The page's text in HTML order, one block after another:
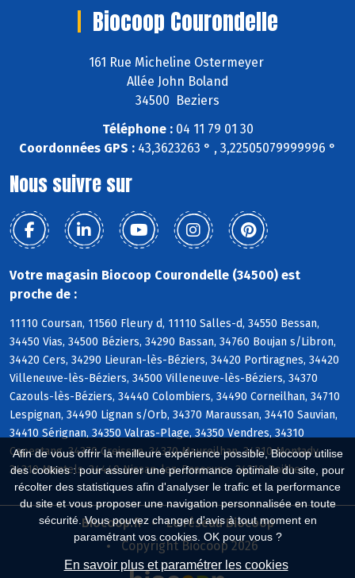
Afin de vous offrir la meilleure expérience possible, Biocoop utilise
des cookies : pour assurer une performance optimale du site, pour
récolter des statistiques afin d'analyser le trafic et la performance
du site et vous proposer une navigation personnalisée en toute
sécurité. Vous pouvez changer d'avis à tout moment en
paramétrant vos cookies. OK pour vous ?
En savoir plus et paramétrer les cookies
Biocoop Courondelle
161 Rue Micheline Ostermeyer
Allée John Boland
34500 Beziers
Téléphone :04 11 79 01 30
Coordonnées GPS : 43,3623263 ° , 3,22505079999996 °
Nous suivre sur
Votre magasin Biocoop Courondelle (34500) est
proche de :
11110 Coursan, 11560 Fleury d, 11110 Salles-d, 34550 Bessan,
34450 Vias, 34500 Béziers, 34290 Bassan, 34760 Boujan s/Libron,
34420 Cers, 34290 Lieuran-lès-Béziers, 34420 Portiragnes, 34420
Villeneuve-lès-Béziers, 34500 Villeneuve-lès-Béziers, 34370
Cazouls-lès-Béziers, 34440 Colombiers, 34490 Corneilhan, 34710
Lespignan, 34490 Lignan s/Orb, 34370 Maraussan, 34410 Sauvian,
34410 Sérignan, 34350 Valras-Plage, 34350 Vendres, 34310
Capestang, 34370 Creissan, 34370 Maureilhan, 34310 Montady,
34310 Montels, 34440 Nissan-lez-Enserune, 34310 Poilhes
Biocoop.fr
Le réseau Biocoop
Copyright Biocoop 2026